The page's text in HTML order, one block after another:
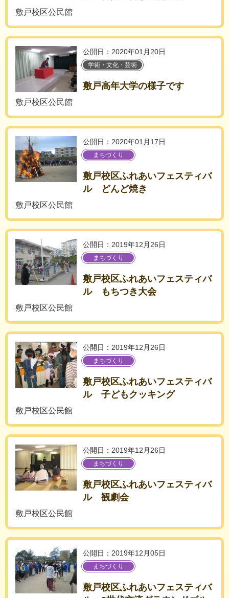
敷戸校区公民館
公開日：2020年01月20日
学術・文化・芸術
敷戸高年大学の様子です
敷戸校区公民館
公開日：2020年01月17日
まちづくり
敷戸校区ふれあいフェスティバ
ル どんど焼き
敷戸校区公民館
公開日：2019年12月26日
まちづくり
敷戸校区ふれあいフェスティバ
ル もちつき大会
敷戸校区公民館
公開日：2019年12月26日
まちづくり
敷戸校区ふれあいフェスティバ
ル 子どもクッキング
敷戸校区公民館
公開日：2019年12月26日
まちづくり
敷戸校区ふれあいフェスティバ
ル 観劇会
敷戸校区公民館
公開日：2019年12月05日
まちづくり
敷戸校区ふれあいフェスティバ